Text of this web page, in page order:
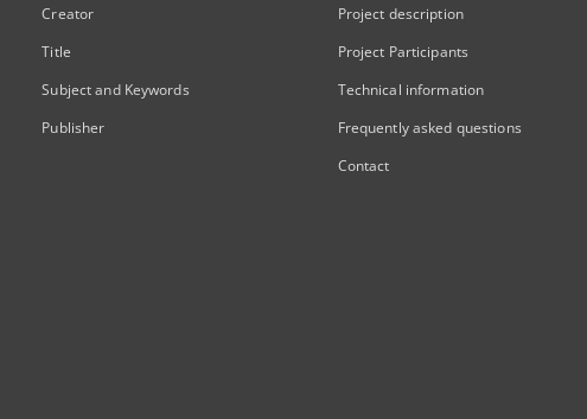
Creator
Title
Subject and Keywords
Publisher
Project description
Project Participants
Technical information
Frequently asked questions
Contact